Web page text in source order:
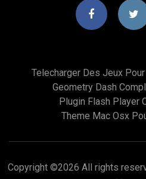
Telecharger Des Jeux
Geometry Dash
Plugin Flash Player
Theme Mac Osx
Copyright ©2026 All rights